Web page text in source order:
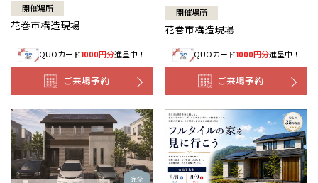
開催場所
花巻市構造現場
QUOカード1000円分進呈中！
ご来場予約
開催場所
花巻市構造現場
QUOカード1000円分進呈中！
ご来場予約